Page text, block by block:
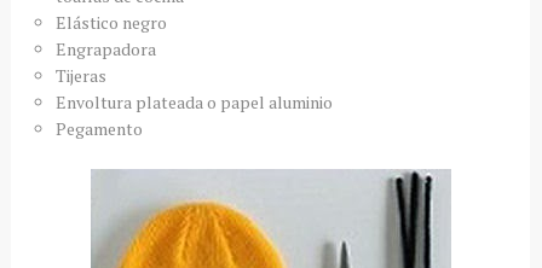
Elástico negro
Engrapadora
Tijeras
Envoltura plateada o papel aluminio
Pegamento